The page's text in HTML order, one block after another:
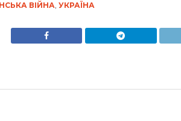
ВІЙНА, УКРАЇНА